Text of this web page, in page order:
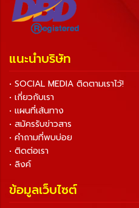
แนะนำบริษัท
• SOCIAL MEDIA ติดตามเราไว้!
• เกี่ยวกับเรา
• แผนที่เส้นทาง
• สมัครรับข่าวสาร
• คำถามที่พบบ่อย
• ติดต่อเรา
• ลิงค์
ข้อมูลเว็บไซต์